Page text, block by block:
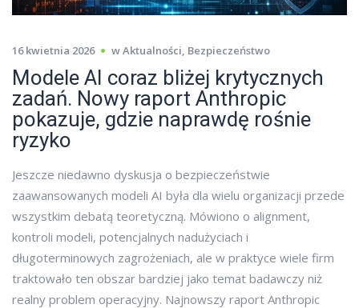
16 kwietnia 2026 wAktualności Bezpieczeństwo
Modele AI coraz bliżej krytycznych
zadań. Nowy raport Anthropic
pokazuje, gdzie naprawdę rośnie
ryzyko
Jeszcze niedawno dyskusja o bezpieczeństwie
zaawansowanych modeli AI była dla wielu organizacji przede
wszystkim debatą teoretyczną. Mówiono o alignment,
kontroli modeli, potencjalnych nadużyciach i
długoterminowych zagrożeniach, ale w praktyce wiele firm
traktowało ten obszar bardziej jako temat badawczy niż
realny problem operacyjny. Najnowszy raport Anthropic